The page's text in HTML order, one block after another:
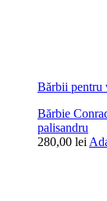
Bărbii pentru
Bărbie
palisandru
280,00 lei